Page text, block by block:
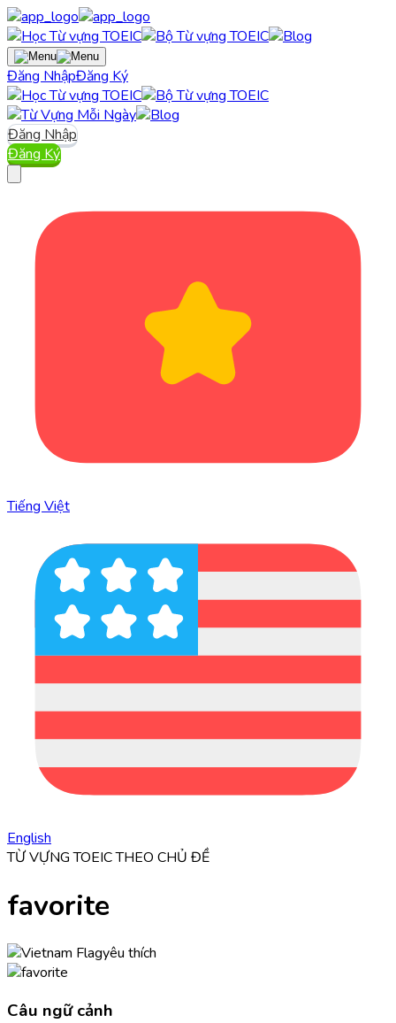
Đăng NhậpĐăng Ký
Đăng Nhập
Đăng Ký
Tiếng Việt
English
TỪ VỰNG TOEIC THEO CHỦ ĐỀ
favorite
yêu thích
Câu ngữ cảnh